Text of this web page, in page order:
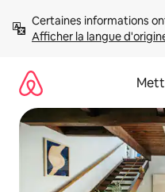
directement
Afficher la langue